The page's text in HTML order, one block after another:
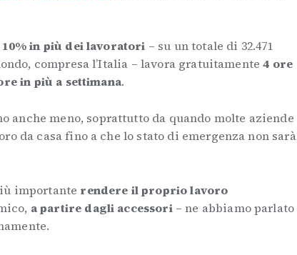
in più dei lavoratori – su un totale di 32.471
compresa l’Italia – lavora gratuitamente4 ore
in più a settimana.
anche meno, soprattutto da quando molte aziende
da casa fino a che lo stato di emergenza non sarà
importante rendere il proprio lavoro
a partire dagli accessori– ne abbiamo parlato